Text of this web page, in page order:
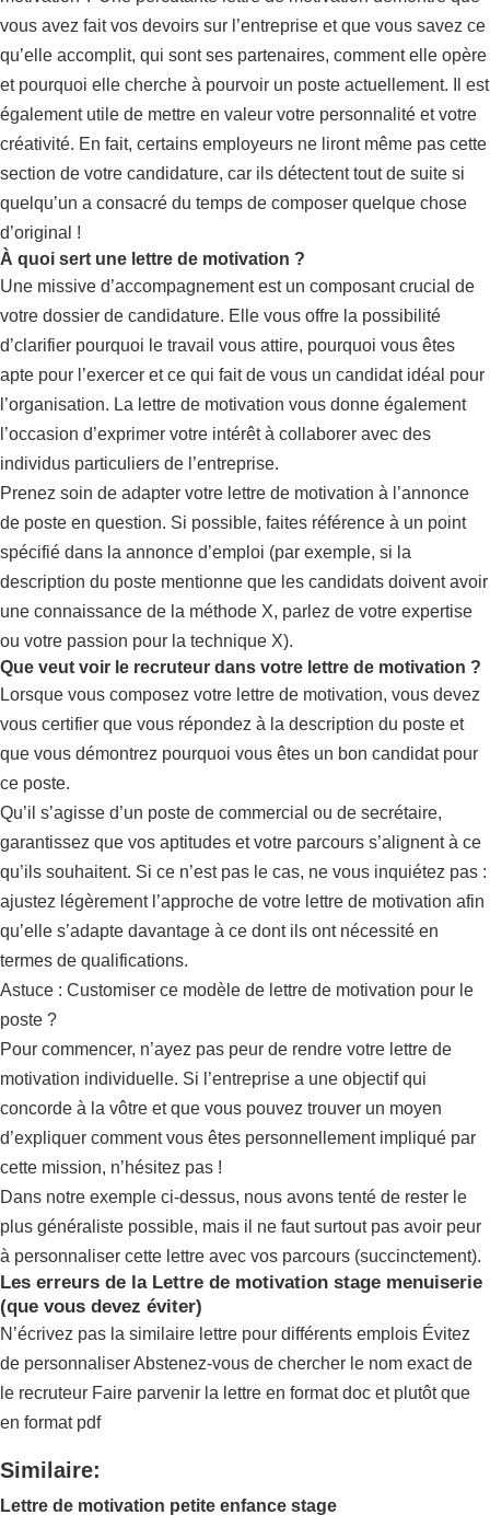
vous avez fait vos devoirs sur l’entreprise et que vous savez ce
qu’elle accomplit, qui sont ses partenaires, comment elle opère
et pourquoi elle cherche à pourvoir un poste actuellement. Il est
également utile de mettre en valeur votre personnalité et votre
créativité. En fait, certains employeurs ne liront même pas cette
section de votre candidature, car ils détectent tout de suite si
quelqu’un a consacré du temps de composer quelque chose
d’original !
À quoi sert une lettre de motivation ?
Une missive d’accompagnement est un composant crucial de
votre dossier de candidature. Elle vous offre la possibilité
d’clarifier pourquoi le travail vous attire, pourquoi vous êtes
apte pour l’exercer et ce qui fait de vous un candidat idéal pour
l’organisation. La lettre de motivation vous donne également
l’occasion d’exprimer votre intérêt à collaborer avec des
individus particuliers de l’entreprise.
Prenez soin de adapter votre lettre de motivation à l’annonce
de poste en question. Si possible, faites référence à un point
spécifié dans la annonce d’emploi (par exemple, si la
description du poste mentionne que les candidats doivent avoir
une connaissance de la méthode X, parlez de votre expertise
ou votre passion pour la technique X).
Que veut voir le recruteur dans votre lettre de motivation ?
Lorsque vous composez votre lettre de motivation, vous devez
vous certifier que vous répondez à la description du poste et
que vous démontrez pourquoi vous êtes un bon candidat pour
ce poste.
Qu’il s’agisse d’un poste de commercial ou de secrétaire,
garantissez que vos aptitudes et votre parcours s’alignent à ce
qu’ils souhaitent. Si ce n’est pas le cas, ne vous inquiétez pas :
ajustez légèrement l’approche de votre lettre de motivation afin
qu’elle s’adapte davantage à ce dont ils ont nécessité en
termes de qualifications.
Astuce : Customiser ce modèle de lettre de motivation pour le
poste ?
Pour commencer, n’ayez pas peur de rendre votre lettre de
motivation individuelle. Si l’entreprise a une objectif qui
concorde à la vôtre et que vous pouvez trouver un moyen
d’expliquer comment vous êtes personnellement impliqué par
cette mission, n’hésitez pas !
Dans notre exemple ci-dessus, nous avons tenté de rester le
plus généraliste possible, mais il ne faut surtout pas avoir peur
à personnaliser cette lettre avec vos parcours (succinctement).
Les erreurs de la Lettre de motivation stage menuiserie
(que vous devez éviter)
N’écrivez pas la similaire lettre pour différents emplois Évitez
de personnaliser Abstenez-vous de chercher le nom exact de
le recruteur Faire parvenir la lettre en format doc et plutôt que
en format pdf
Similaire:
Lettre de motivation petite enfance stage